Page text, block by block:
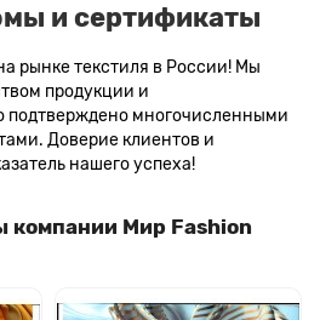
и сертификаты
рынке текстиля в России! Мы
продукции и
подтверждено многочисленными
Доверие клиентов и
нашего успеха!
компании Мир Fashion